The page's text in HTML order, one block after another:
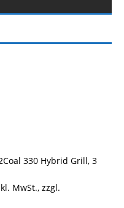
330 Hybrid Grill, 3
MwSt., zzgl.